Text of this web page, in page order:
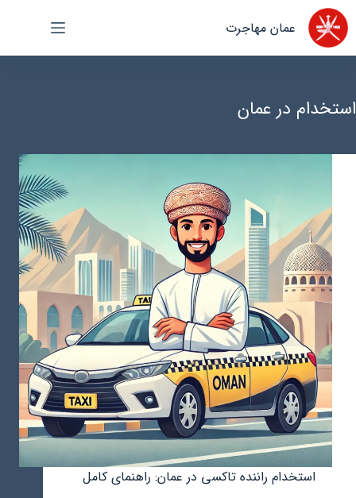
پرش
به
محتوا
عمان مهاجرت
استخدام در عمان
استخدام راننده تاکسی در عمان: راهنمای کامل